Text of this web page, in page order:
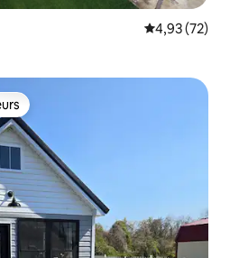
Évaluation
4,93 (72)
les plus appréciés